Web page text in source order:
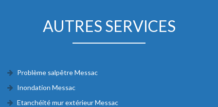
AUTRES SERVICES
Problème salpêtre Messac
Inondation Messac
Etanchéité mur extérieur Messac